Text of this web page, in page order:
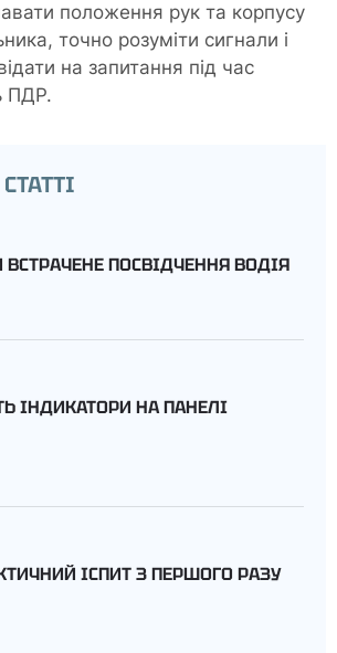
положення рук та корпусу
точно розуміти сигнали і
на запитання під час
ПДР.
ПОСВІДЧЕННЯ ВОДІЯ
ІНДИКАТОРИ НА ПАНЕЛІ
ІСПИТ З ПЕРШОГО РАЗУ